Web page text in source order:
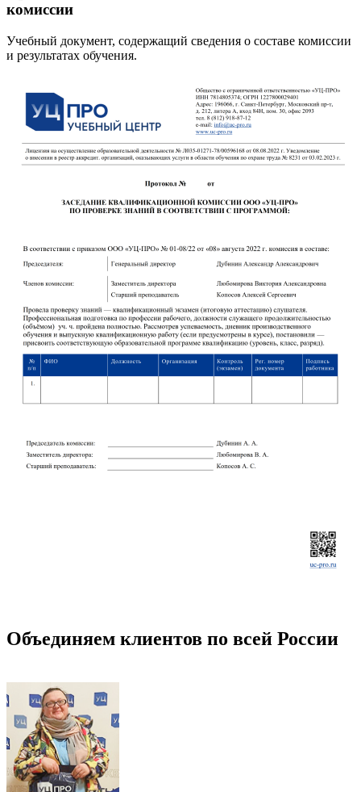
комиссии
Учебный документ, содержащий сведения о составе комиссии
и результатах обучения.
Объединяем клиентов по всей России